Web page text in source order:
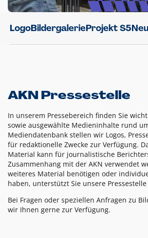
LogoBildergalerieProjekt S5
AKN Pressestelle
In unserem Pressebereich finden Sie
sowie ausgewählte Medieninhalte rund
Mediendatenbank stellen wir Logos,
für redaktionelle Zwecke zur Verfügung.
Material kann für journalistische
Zusammenhang mit der AKN verwendet
weiteres Material benötigen oder
haben, unterstützt Sie unsere
Bei Fragen oder speziellen Anfragen zu
wir Ihnen gerne zur Verfügung.